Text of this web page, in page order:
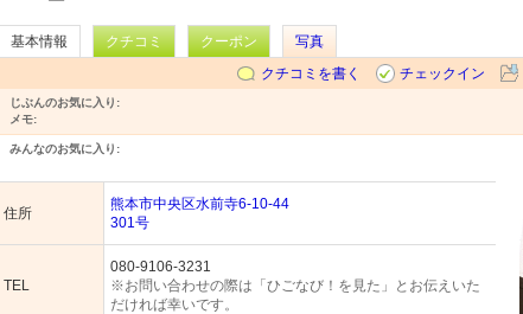
基本情報 クチコミ クーポン
写真
クチコミを書く
チェックイン
じぶんのお気に入り:
メモ:
みんなのお気に入り:
住所
熊本市中央区水前寺6-10-44
301号
TEL
080-9106-3231
※お問い合わせの際は「ひごなび！を見た」とお伝えいた
だければ幸いです。